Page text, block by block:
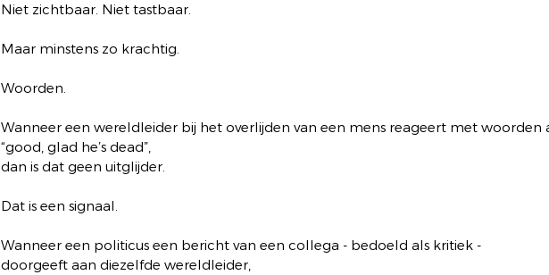
Niet zichtbaar. Niet tastbaar.
Maar minstens zo krachtig.
Woorden.
Wanneer een wereldleider bij het overlijden van een mens reageert met woorden
“good, glad he’s dead”,
dan is dat geen uitglijder.
Dat is een signaal.
Wanneer een politicus een bericht van een collega - bedoeld als kritiek -
doorgeeft aan diezelfde wereldleider,